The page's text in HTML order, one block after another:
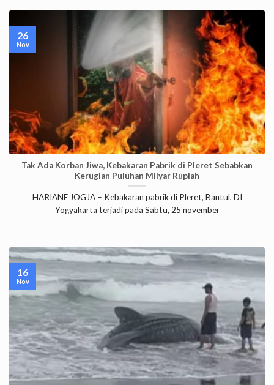
Tak Ada Korban Jiwa, Kebakaran Pabrik di Pleret Sebabkan
Kerugian Puluhan Milyar Rupiah
HARIANE JOGJA – Kebakaran pabrik di Pleret, Bantul, DI
Yogyakarta terjadi pada Sabtu, 25 november
26
Nov
16
Nov